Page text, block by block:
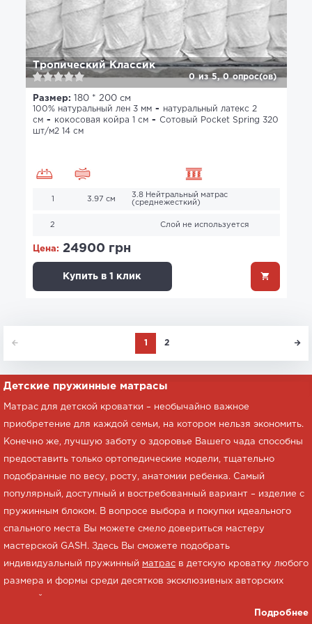
Тропический Классик
0 из 5, 0 опрос(ов)
Размер: 180 * 200 см
100% натуральный лен 3 мм
натуральный латекс 2
см
кокосовая койра 1 см
Сотовый Pocket Spring 320
шт/м2 14 см
1 3.97 см
3.8 Нейтральный матрас
(среднежесткий)
2 Слой не используется
Цена: 24900 грн
Купить в 1 клик
1 2
Детские пружинные матрасы
Матрас для детской кроватки – необычайно важное
приобретение для каждой семьи, на котором нельзя экономить.
Конечно же, лучшую заботу о здоровье Вашего чада способны
предоставить только ортопедические модели, тщательно
подобранные по весу, росту, анатомии ребенка. Самый
популярный, доступный и востребованный вариант – изделие с
пружинным блоком. В вопросе выбора и покупки идеального
спального места Вы можете смело довериться мастеру
мастерской GASH. Здесь Вы сможете подобрать
индивидуальный пружинный матрас в детскую кроватку любого
размера и формы среди десятков эксклюзивных авторских
Подробнее